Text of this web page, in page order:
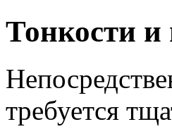
Тонкости
требуется